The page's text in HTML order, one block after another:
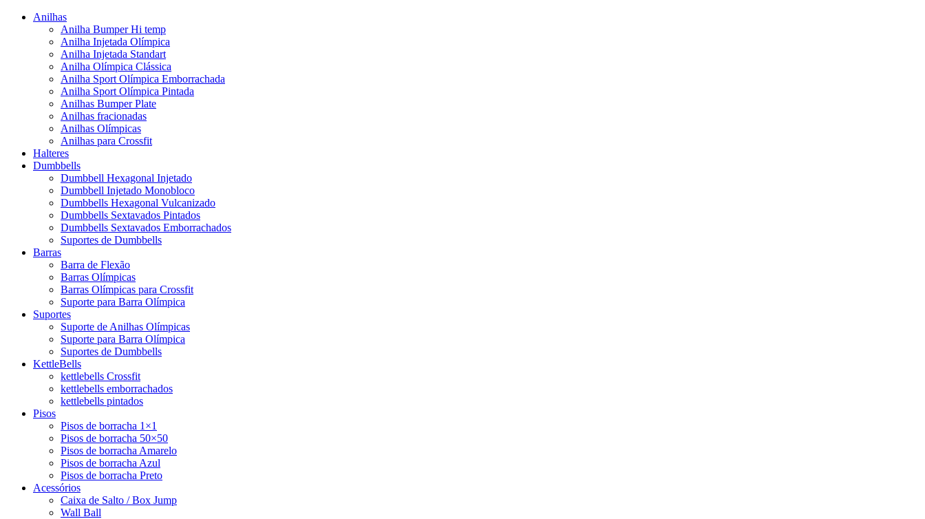
Anilhas
Anilha Bumper Hi temp
Anilha Injetada Olímpica
Anilha Injetada Standart
Anilha Olímpica Clássica
Anilha Sport Olímpica Emborrachada
Anilha Sport Olímpica Pintada
Anilhas Bumper Plate
Anilhas fracionadas
Anilhas Olímpicas
Anilhas para Crossfit
Halteres
Dumbbells
Dumbbell Hexagonal Injetado
Dumbbell Injetado Monobloco
Dumbbells Hexagonal Vulcanizado
Dumbbells Sextavados Pintados
Dumbbells Sextavados Emborrachados
Suportes de Dumbbells
Barras
Barra de Flexão
Barras Olímpicas
Barras Olímpicas para Crossfit
Suporte para Barra Olímpica
Suportes
Suporte de Anilhas Olímpicas
Suporte para Barra Olímpica
Suportes de Dumbbells
KettleBells
kettlebells Crossfit
kettlebells emborrachados
kettlebells pintados
Pisos
Pisos de borracha 1×1
Pisos de borracha 50×50
Pisos de borracha Amarelo
Pisos de borracha Azul
Pisos de borracha Preto
Acessórios
Caixa de Salto / Box Jump
Wall Ball